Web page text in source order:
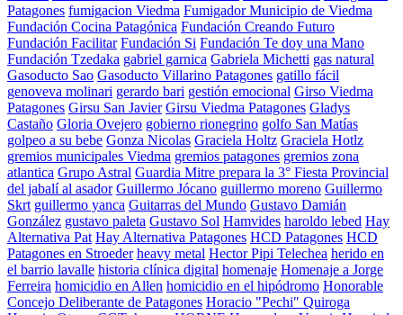
Patagones fumigacion Viedma Fumigador Municipio de Viedma
Fundación Cocina Patagónica Fundación Creando Futuro
Fundación Facilitar Fundación Si Fundación Te doy una Mano
Fundación Tzedaka gabriel garnica Gabriela Michetti gas natural
Gasoducto Sao Gasoducto Villarino Patagones gatillo fácil
genoveva molinari gerardo bari gestión emocional Girso Viedma
Patagones Girsu San Javier Girsu Viedma Patagones Gladys
Castaño Gloria Ovejero gobierno rionegrino golfo San Matías
golpeo a su bebe Gonza Nicolas Graciela Holtz Graciela Hotlz
gremios municipales Viedma gremios patagones gremios zona
atlantica Grupo Astral Guardia Mitre prepara la 3° Fiesta Provincial
del jabalí al asador Guillermo Jócano guillermo moreno Guillermo
Skrt guillermo yanca Guitarras del Mundo Gustavo Damián
González gustavo paleta Gustavo Sol Hamvides haroldo lebed Hay
Alternativa Pat Hay Alternativa Patagones HCD Patagones HCD
Patagones en Stroeder heavy metal Hector Pipi Telechea herido en
el barrio lavalle historia clínica digital homenaje Homenaje a Jorge
Ferreira homicidio en Allen homicidio en el hipódromo Honorable
Concejo Deliberante de Patagones Horacio "Pechi" Quiroga